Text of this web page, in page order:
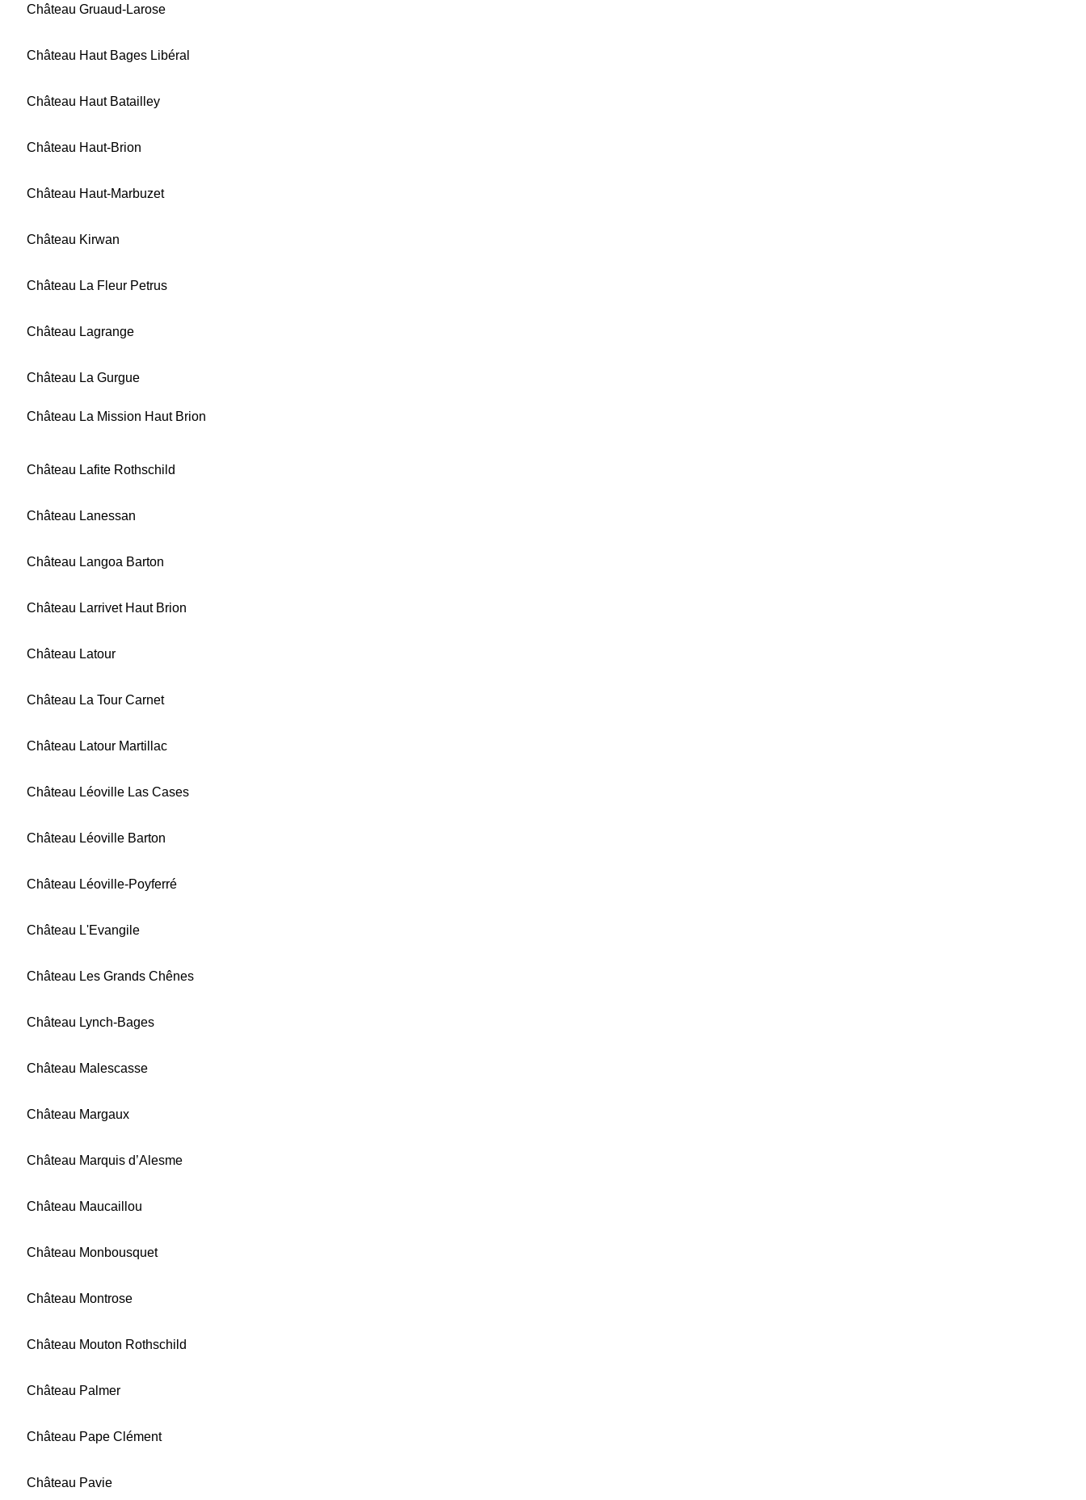
Château Gruaud-Larose
Château Haut Bages Libéral
Château Haut Batailley
Château Haut-Brion
Château Haut-Marbuzet
Château Kirwan
Château La Fleur Petrus
Château Lagrange
Château La Gurgue
Château La Mission Haut Brion
Château Lafite Rothschild
Château Lanessan
Château Langoa Barton
Château Larrivet Haut Brion
Château Latour
Château La Tour Carnet
Château Latour Martillac
Château Léoville Las Cases
Château Léoville Barton
Château Léoville-Poyferré
Château L'Evangile
Château Les Grands Chênes
Château Lynch-Bages
Château Malescasse
Château Margaux
Château Marquis d’Alesme
Château Maucaillou
Château Monbousquet
Château Montrose
Château Mouton Rothschild
Château Palmer
Château Pape Clément
Château Pavie